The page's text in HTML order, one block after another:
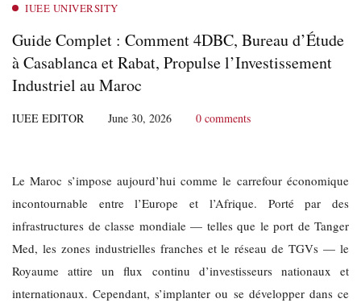
IUEE UNIVERSITY
Guide Complet : Comment 4DBC, Bureau d’Étude
à Casablanca et Rabat, Propulse l’Investissement
Industriel au Maroc
IUEE EDITOR June 30, 2026 0 comments
Le Maroc s’impose aujourd’hui comme le carrefour économique
incontournable entre l’Europe et l’Afrique. Porté par des
infrastructures de classe mondiale — telles que le port de Tanger
Med, les zones industrielles franches et le réseau de TGVs — le
Royaume attire un flux continu d’investisseurs nationaux et
internationaux. Cependant, s’implanter ou se développer dans ce